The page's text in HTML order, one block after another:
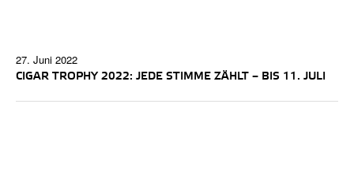
27. Juni 2022
CIGAR TROPHY 2022: JEDE STIMME ZÄHLT – BIS 11. JULI